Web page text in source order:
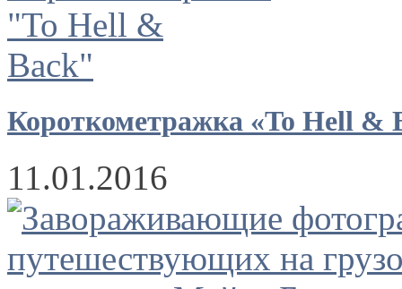
Короткометражка «To Hell &
11.01.2016